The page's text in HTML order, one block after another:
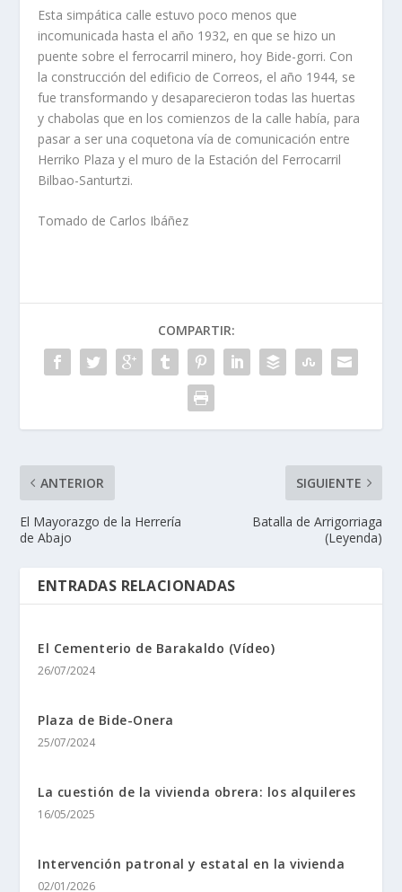
Esta simpática calle estuvo poco menos que
incomunicada hasta el año 1932, en que se hizo un
puente sobre el ferrocarril minero, hoy Bide-gorri. Con
la construcción del edificio de Correos, el año 1944, se
fue transformando y desaparecieron todas las huertas
y chabolas que en los comienzos de la calle había, para
pasar a ser una coquetona vía de comuni­cación entre
Herriko Plaza y el muro de la Estación del Ferrocarril
Bilbao-Santurtzi.
Tomado de Carlos Ibáñez
COMPARTIR:
ANTERIOR
El Mayorazgo de la Herrerí­a
de Abajo
SIGUIENTE
Batalla de Arrigorriaga
(Leyenda)
ENTRADAS RELACIONADAS
El Cementerio de Barakaldo (Ví­deo)
26/07/2024
Plaza de Bide-Onera
25/07/2024
La cuestión de la vivienda obrera: los alquileres
16/05/2025
Intervención patronal y estatal en la vivienda
02/01/2026